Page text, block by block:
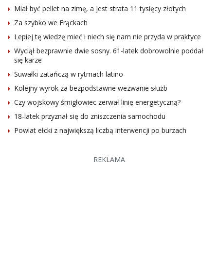
Miał być pellet na zimę, a jest strata 11 tysięcy złotych
Za szybko we Frąckach
Lepiej tę wiedzę mieć i niech się nam nie przyda w praktyce
Wyciął bezprawnie dwie sosny. 61-latek dobrowolnie poddał
się karze
Suwałki zatańczą w rytmach latino
Kolejny wyrok za bezpodstawne wezwanie służb
Czy wojskowy śmigłowiec zerwał linię energetyczną?
18-latek przyznał się do zniszczenia samochodu
Powiat ełcki z największą liczbą interwencji po burzach
REKLAMA